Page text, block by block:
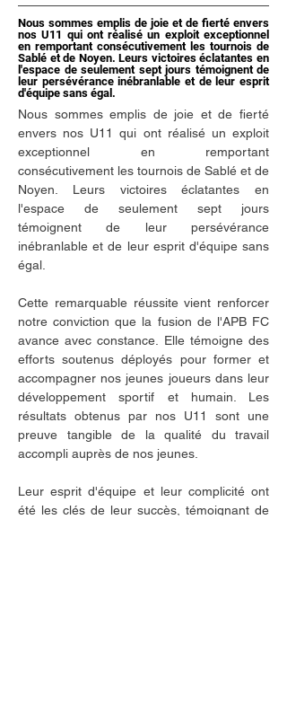
Nous sommes emplis de joie et de fierté envers
nos U11 qui ont réalisé un exploit exceptionnel
en remportant consécutivement les tournois de
Sablé et de Noyen. Leurs victoires éclatantes en
l'espace de seulement sept jours témoignent de
leur persévérance inébranlable et de leur esprit
d'équipe sans égal.
Nous sommes emplis de joie et de fierté
envers nos U11 qui ont réalisé un exploit
exceptionnel en remportant
consécutivement les tournois de Sablé et de
Noyen. Leurs victoires éclatantes en
l'espace de seulement sept jours
témoignent de leur persévérance
inébranlable et de leur esprit d'équipe sans
égal.
Cette remarquable réussite vient renforcer
notre conviction que la fusion de l'APB FC
avance avec constance. Elle témoigne des
efforts soutenus déployés pour former et
accompagner nos jeunes joueurs dans leur
développement sportif et humain. Les
résultats obtenus par nos U11 sont une
preuve tangible de la qualité du travail
accompli auprès de nos jeunes.
Leur esprit d'équipe et leur complicité ont
été les clés de leur succès, témoignant de